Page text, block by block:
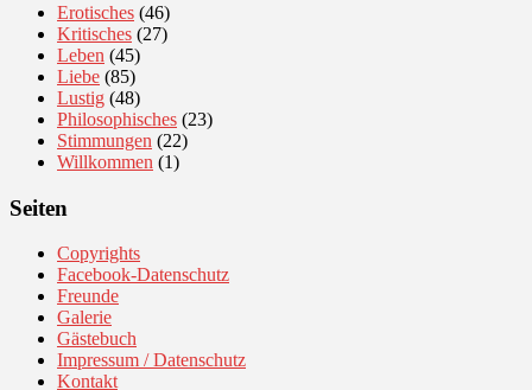
Erotisches (46)
Kritisches (27)
Leben (45)
Liebe (85)
Lustig (48)
Philosophisches (23)
Stimmungen (22)
Willkommen (1)
Seiten
Copyrights
Facebook-Datenschutz
Freunde
Galerie
Gästebuch
Impressum / Datenschutz
Kontakt